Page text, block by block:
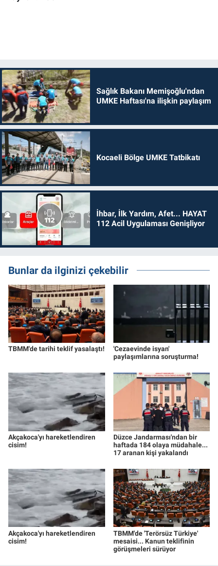
Sağlık Bakanı Memişoğlu'ndan
UMKE Haftası'na ilişkin paylaşım
Kocaeli Bölge UMKE Tatbikatı
İhbar, İlk Yardım, Afet... HAYAT
112 Acil Uygulaması Genişliyor
Bunlar da ilginizi çekebilir
TBMM'de tarihi teklif yasalaştı!
'Cezaevinde isyan'
paylaşımlarına soruşturma!
Akçakoca'yı hareketlendiren
cisim!
Düzce Jandarması'ndan bir
haftada 184 olaya müdahale...
17 aranan kişi yakalandı
Akçakoca'yı hareketlendiren
cisim!
TBMM'de 'Terörsüz Türkiye'
mesaisi... Kanun teklifinin
görüşmeleri sürüyor